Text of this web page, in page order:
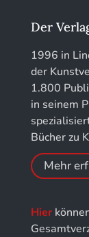
für
Gärten
Der
1996 in
der
1.800
in seinem
Bücher zu
Mehr
Hier